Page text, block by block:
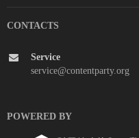
CONTACTS
Service
service@contentparty.org
POWERED BY